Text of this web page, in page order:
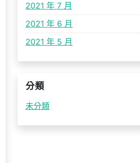
2021 年 7 月
2021 年 6 月
2021 年 5 月
分類
未分類